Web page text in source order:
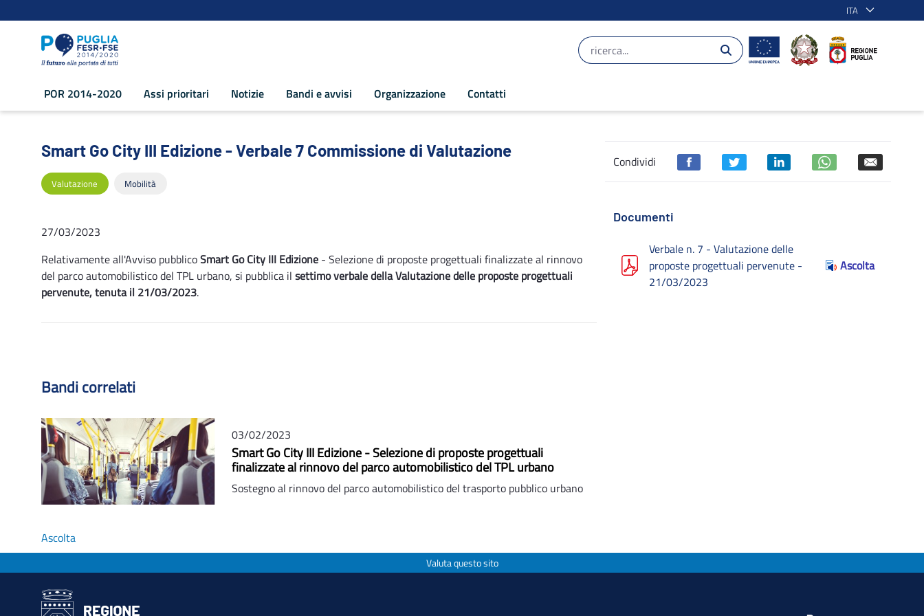
ITA
POR 2014-2020 Assi prioritari Notizie Bandi e avvisi Organizzazione Contatti
Smart Go City III Edizione - Verbale 7 Commissione di Valutazione - POR Puglia 2014-2020
Smart Go City III Edizione - Verbale 7 Commissione di Valutazione
Valutazione Mobilità
27/03/2023
Relativamente all'Avviso pubblicoSmart Go City III Edizione - Selezione di proposte progettuali finalizzate al rinnovo
del parco automobilistico del TPL urbano, si pubblica il settimo verbale della Valutazione delle proposte progettuali
pervenute, tenuta il 21/03/2023.
Condividi
Documenti
Verbale n. 7 - Valutazione delle
proposte progettuali pervenute -
21/03/2023
Ascolta
Bandi correlati
03/02/2023
Smart Go City III Edizione - Selezione di proposte progettuali
finalizzate al rinnovo del parco automobilistico del TPL urbano
Sostegno al rinnovo del parco automobilistico del trasporto pubblico urbano
Ascolta
Valuta questo sito